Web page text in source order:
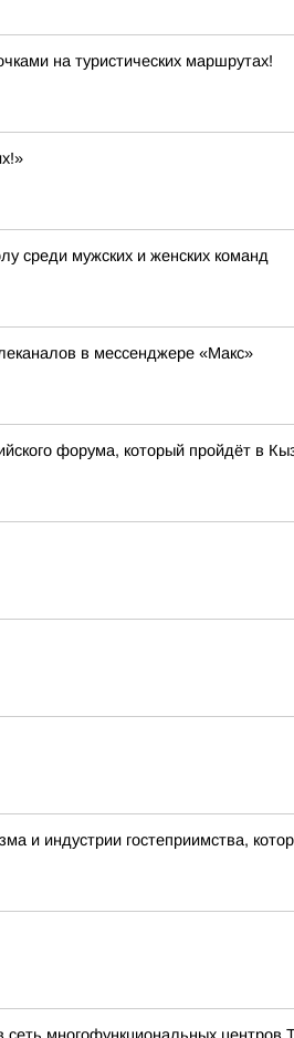
на туристических маршрутах!
среди мужских и женских команд
в мессенджере «Макс»
форума, который пройдёт в
и индустрии гостеприимства,